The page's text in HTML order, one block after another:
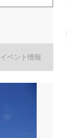
イベント情報